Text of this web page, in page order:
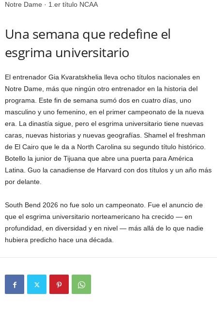
Notre Dame · 1.er título NCAA
Una semana que redefine el
esgrima universitario
El entrenador Gia Kvaratskhelia lleva ocho títulos nacionales en
Notre Dame, más que ningún otro entrenador en la historia del
programa. Este fin de semana sumó dos en cuatro días, uno
masculino y uno femenino, en el primer campeonato de la nueva
era. La dinastía sigue, pero el esgrima universitario tiene nuevas
caras, nuevas historias y nuevas geografías. Shamel el freshman
de El Cairo que le da a North Carolina su segundo título histórico.
Botello la junior de Tijuana que abre una puerta para América
Latina. Guo la canadiense de Harvard con dos títulos y un año más
por delante.
South Bend 2026 no fue solo un campeonato. Fue el anuncio de
que el esgrima universitario norteamericano ha crecido — en
profundidad, en diversidad y en nivel — más allá de lo que nadie
hubiera predicho hace una década.